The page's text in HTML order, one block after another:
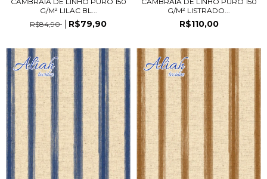
G/M² LILAC BL...
R$84,90
R$79,90
G/M² LISTRADO...
R$110,00